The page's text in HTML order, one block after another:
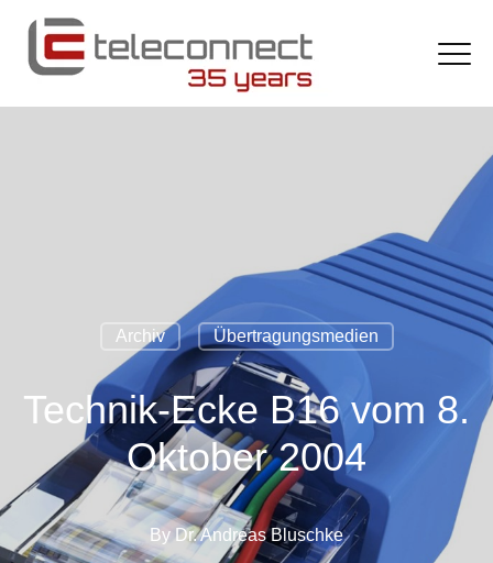
Archiv Übertragungsmedien
Technik-Ecke B16 vom 8.
Oktober 2004
By Dr. Andreas Bluschke